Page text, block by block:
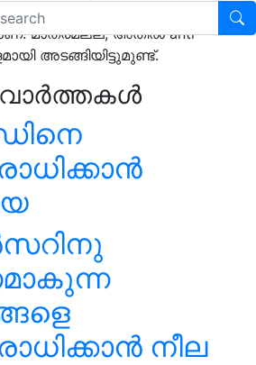
അത് തികച്ചും caffeine
മാത്രമല്ല, അതിൽ anti-
അടങ്ങിയിട്ടുമുണ്ട്.
വാർത്തകൾ
നീല